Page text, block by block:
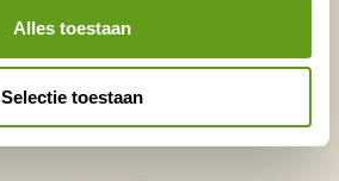
Alles toestaan
Selectie toestaan
Europa
Ver weg